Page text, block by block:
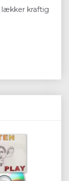
lækker kraftig